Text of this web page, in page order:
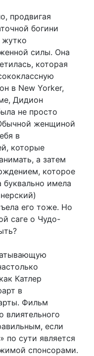
продвигая
богини
жутко
силы. Она
которая
в New Yorker,
Дидион
не просто
женщиной
в
которые
а затем
которое
имела
его тоже. Но
саге о Чудо-
Катлер
в
Фильм
влиятельного
если
по сути является
спонсорами.